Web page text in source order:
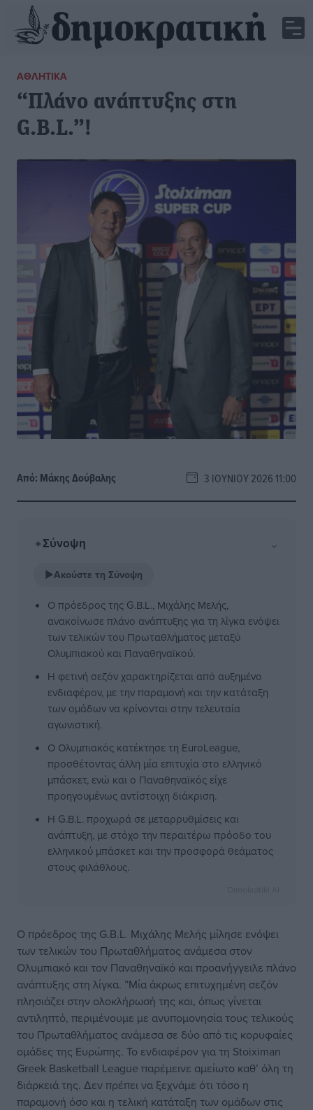
ΑΘΛΗΤΙΚΆ
“Πλάνο ανάπτυξης στη
G.B.L.”!
Από: Μάκης Δούβαλης 3 ΙΟΥΝΊΟΥ 2026 11:00
✦Σύνοψη ⌄
▶Ακούστε τη Σύνοψη
Ο πρόεδρος της G.B.L., Μιχάλης Μελής,
ανακοίνωσε πλάνο ανάπτυξης για τη λίγκα ενόψει
των τελικών του Πρωταθλήματος μεταξύ
Ολυμπιακού και Παναθηναϊκού.
Η φετινή σεζόν χαρακτηρίζεται από αυξημένο
ενδιαφέρον, με την παραμονή και την κατάταξη
των ομάδων να κρίνονται στην τελευταία
αγωνιστική.
Ο Ολυμπιακός κατέκτησε τη EuroLeague,
προσθέτοντας άλλη μία επιτυχία στο ελληνικό
μπάσκετ, ενώ και ο Παναθηναϊκός είχε
προηγουμένως αντίστοιχη διάκριση.
Η G.B.L. προχωρά σε μεταρρυθμίσεις και
ανάπτυξη, με στόχο την περαιτέρω πρόοδο του
ελληνικού μπάσκετ και την προσφορά θεάματος
στους φιλάθλους.
Ο πρόεδρος της G.B.L. Μιχάλης Μελής μίλησε ενόψει
των τελικών του Πρωταθλήματος ανάμεσα στον
Ολυμπιακό και τον Παναθηναϊκό και προανήγγειλε πλάνο
ανάπτυξης στη λίγκα. ”Μία άκρως επιτυχημένη σεζόν
πλησιάζει στην ολοκλήρωσή της και, όπως γίνεται
αντιληπτό, περιμένουμε με ανυπομονησία τους τελικούς
του Πρωταθλήματος ανάμεσα σε δύο από τις κορυφαίες
ομάδες της Ευρώπης. Το ενδιαφέρον για τη Stoiximan
Greek Basketball League παρέμεινε αμείωτο καθ’ όλη τη
διάρκειά της. Δεν πρέπει να ξεχνάμε ότι τόσο η
παραμονή όσο και η τελική κατάταξη των ομάδων στις